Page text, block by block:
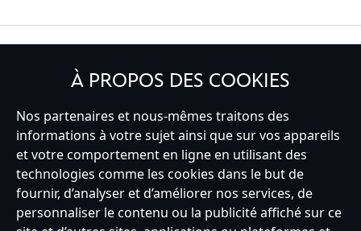
France
Service clients Conditions d’utilisation
Trouver un magasin
À PROPOS DES COOKIES
Nos partenaires et nous-mêmes traitons des
informations à votre sujet ainsi que sur vos appareils
et votre comportement en ligne en utilisant des
technologies comme les cookies dans le but de
fournir, d’analyser et d’améliorer nos services, de
personnaliser le contenu ou la publicité affiché sur ce